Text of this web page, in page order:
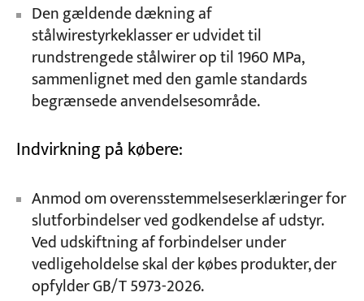
Den gældende dækning af
stålwirestyrkeklasser er udvidet til
rundstrengede stålwirer op til 1960 MPa,
sammenlignet med den gamle standards
begrænsede anvendelsesområde.
Indvirkning på købere:
Anmod om overensstemmelseserklæringer for
slutforbindelser ved godkendelse af udstyr.
Ved udskiftning af forbindelser under
vedligeholdelse skal der købes produkter, der
opfylder GB/T 5973-2026.